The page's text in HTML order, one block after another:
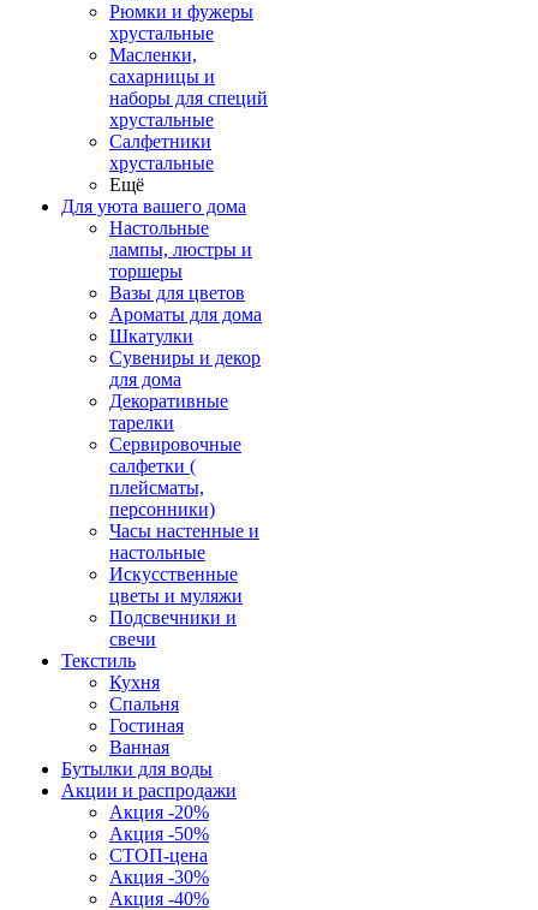
Рюмки и фужеры
хрустальные
Масленки,
сахарницы и
наборы для специй
хрустальные
Салфетники
хрустальные
Ещё
Для уюта вашего дома
Настольные
лампы, люстры и
торшеры
Вазы для цветов
Ароматы для дома
Шкатулки
Сувениры и декор
для дома
Декоративные
тарелки
Сервировочные
салфетки (
плейсматы,
персонники)
Часы настенные и
настольные
Искусственные
цветы и муляжи
Подсвечники и
свечи
Текстиль
Кухня
Спальня
Гостиная
Ванная
Бутылки для воды
Акции и распродажи
Акция -20%
Акция -50%
СТОП-цена
Акция -30%
Акция -40%